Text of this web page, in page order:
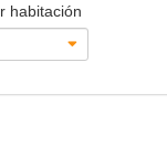
habitación